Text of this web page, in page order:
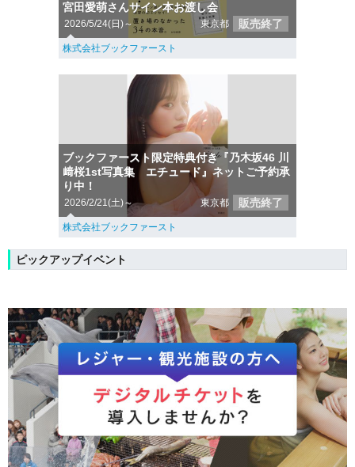
宮田愛萌さんサイン本お渡し会
2026/5/24(日)～ 東京都 販売終了
株式会社ブックファースト
ブックファースト限定特典付き『乃木坂46 川
﨑桜1st写真集 エチュード』ネットご予約承
り中！
2026/2/21(土)～ 東京都 販売終了
株式会社ブックファースト
ピックアップイベント